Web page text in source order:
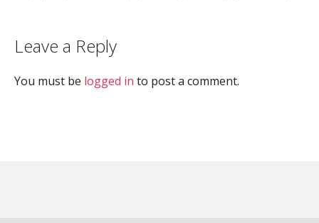
Leave a Reply
You must be logged in to post a comment.